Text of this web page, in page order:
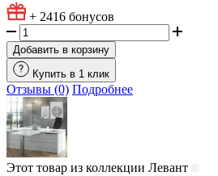
+ 2416 бонусов
Добавить в корзину
Купить в 1 клик
Отзывы (0) Подробнее
Этот товар из коллекции Левант